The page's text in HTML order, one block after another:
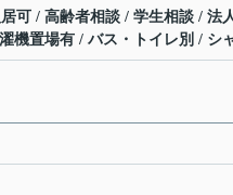
居可 / 高齢者相談 / 学生相談 /
機置場有 / バス・トイレ別 / シ